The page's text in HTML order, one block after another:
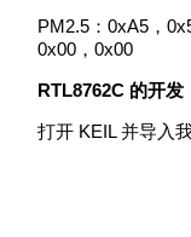
PM2.5：0xA5，
0x00，0x00
RTL8762C 的开发
打开 KEIL 并导入